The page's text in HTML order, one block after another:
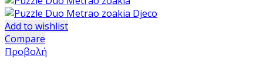
Add to wishlist
Compare
Προβολή